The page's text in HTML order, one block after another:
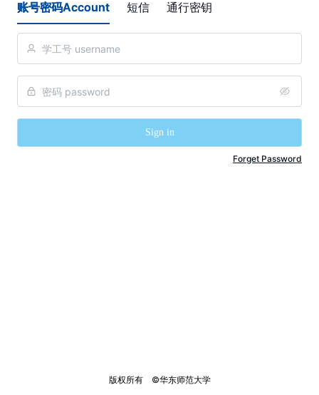
账号密码Account 短信 通行密钥
Sign in
Forget Password
版权所有    ©华东师范大学